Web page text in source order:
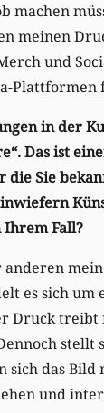
machen
meinen
und
Plattformen
in der
Das ist
Sie
Ihrem Fall?
anderen
es sich
Druck
sich das
und